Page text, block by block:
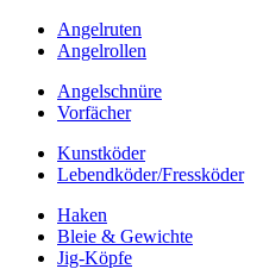
Angelruten
Angelrollen
Angelschnüre
Vorfächer
Kunstköder
Lebendköder/Fressköder
Haken
Bleie & Gewichte
Jig-Köpfe